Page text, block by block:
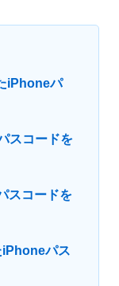
iPhoneパ
スコードを
スコードを
iPhoneパス